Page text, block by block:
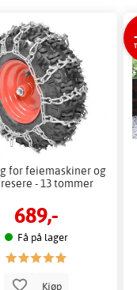
for feiemaskiner og
- 13 tommer
689,-
Få på lager
Kjøp